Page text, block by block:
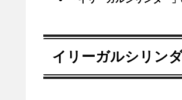
イリーガルシリン